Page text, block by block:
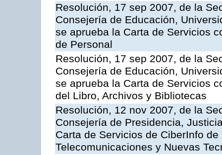
Resolución, 17 sep 2007, de la
Consejería de Educación,
se aprueba la Carta de Servicios
de Personal
Resolución, 17 sep 2007, de la
Consejería de Educación,
se aprueba la Carta de Servicios
del Libro, Archivos y Bibliotecas
Resolución, 12 nov 2007, de la
Consejería de Presidencia,
Carta de Servicios de CiberInfo
Telecomunicaciones y Nuevas